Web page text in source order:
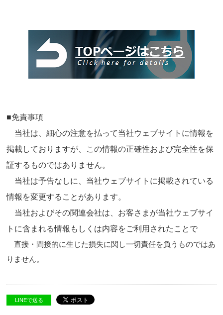
■免責事項
当社は、細心の注意を払って当社ウェブサイトに情報を
掲載しておりますが、この情報の正確性および完全性を保
証するものではありません。
当社は予告なしに、当社ウェブサイトに掲載されている
情報を変更することがあります。
当社およびその関連会社は、お客さまが当社ウェブサイ
トに含まれる情報もしくは内容をご利用されたことで
直接・間接的に生じた損失に関し一切責任を負うものではあ
りません。
LINEで送る